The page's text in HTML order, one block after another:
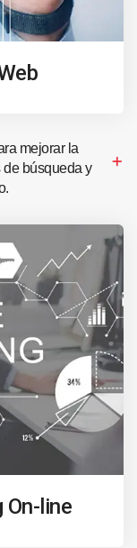
mejorar la
de búsqueda y
line